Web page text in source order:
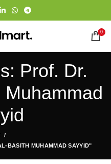
0
Prof. Dr.
BASITH MUHAMMAD SAYYID"